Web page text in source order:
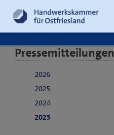
Pressemitteilungen
2026
2025
2024
2023